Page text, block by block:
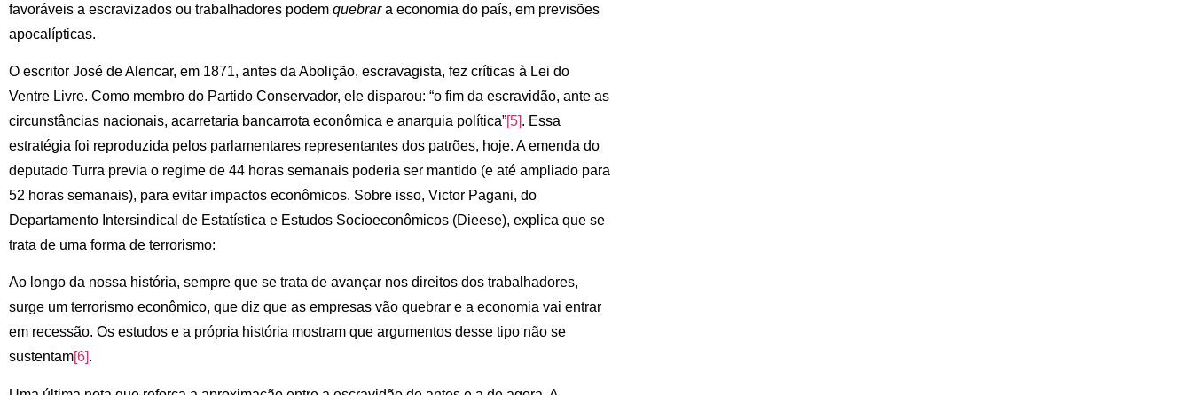
favoráveis a escravizados ou trabalhadores podem quebrara economia do país, em previsões
apocalípticas.
O escritor José de Alencar, em 1871, antes da Abolição, escravagista, fez críticas à Lei do
Ventre Livre. Como membro do Partido Conservador, ele disparou: “o fim da escravidão, ante as
circunstâncias nacionais, acarretaria bancarrota econômica e anarquia política”[5]. Essa
estratégia foi reproduzida pelos parlamentares representantes dos patrões, hoje. A emenda do
deputado Turra previa o regime de 44 horas semanais poderia ser mantido (e até ampliado para
52 horas semanais), para evitar impactos econômicos. Sobre isso, Victor Pagani, do
Departamento Intersindical de Estatística e Estudos Socioeconômicos (Dieese), explica que se
trata de uma forma de terrorismo:
Ao longo da nossa história, sempre que se trata de avançar nos direitos dos trabalhadores,
surge um terrorismo econômico, que diz que as empresas vão quebrar e a economia vai entrar
em recessão. Os estudos e a própria história mostram que argumentos desse tipo não se
sustentam[6].